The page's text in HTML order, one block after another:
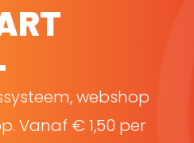
webshop
Vanaf € 1,50 per